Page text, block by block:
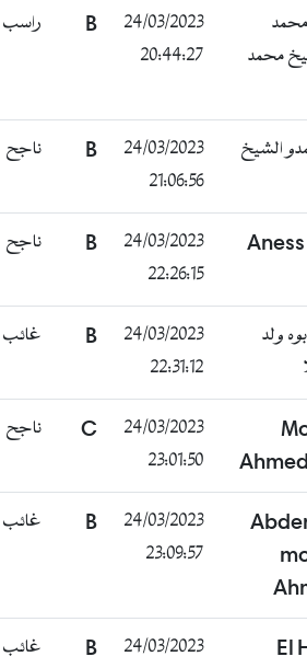
24/03/2023
20:44:27
B راسب
24/03/2023
B ناجح
24/03/2023
B ناجح
24/03/2023
B غائب
24/03/2023
23:01:50
C ناجح
24/03/2023
B غائب
24/03/2023
B غائب